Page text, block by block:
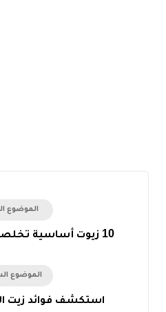
الموضوع
10 زيوت أساسية تخلصك من القلق والتوتر
الموضوع
استكشف فوائد زيت